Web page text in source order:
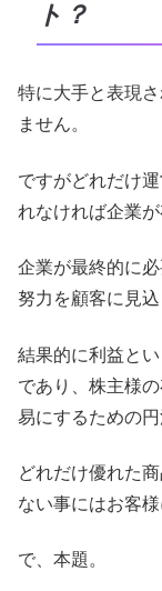
ト？
特に大手と表現
ません。
ですがどれだけ
れなければ企業
企業が最終的に
努力を顧客に見
結果的に利益と
であり、株主様
易にするための
どれだけ優れた
ない事にはお客
で、本題。